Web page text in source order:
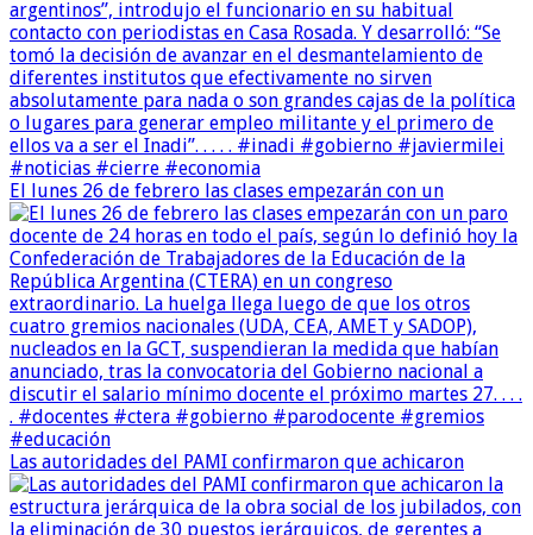
El lunes 26 de febrero las clases empezarán con un
Las autoridades del PAMI confirmaron que achicaron